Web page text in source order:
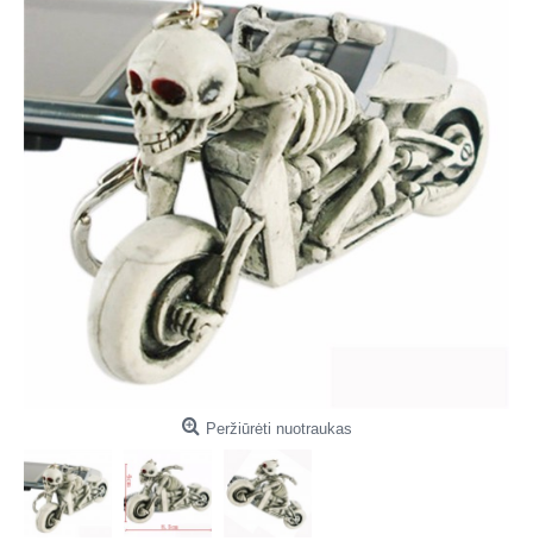
Peržiūrėti nuotraukas